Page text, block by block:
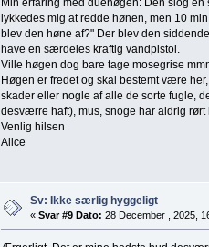
Min erfaring med duehøgen: Den slog
lykkedes mig at redde hønen, men 10
blev den høne af?" Der blev den
have en særdeles kraftig vandpistol.
Ville høgen dog bare tage mosegrise
Høgen er fredet og skal bestemt være
skader eller nogle af alle de sorte fugle,
desværre haft), mus, snoge har aldrig
Venlig hilsen
Alice
Sv: Ikke særlig hyggeligt
« Svar #9 Dato: 28 December , 2025,